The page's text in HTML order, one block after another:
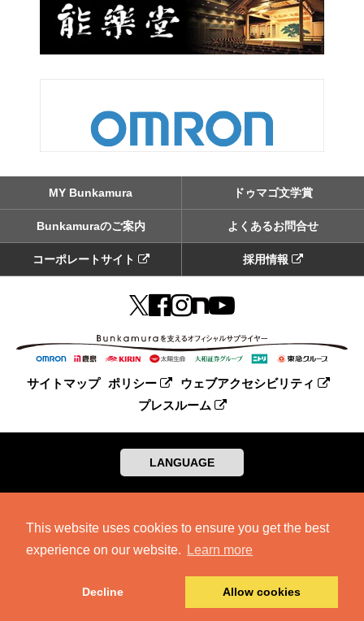
This website uses cookies to ensure you get the best
experience on our website.
Learn more
Decline Allow cookies
MY Bunkamura ドゥマゴ文学賞
Bunkamuraのご案内 よくあるお問合せ
コーポレートサイト 採用情報
サイトマップ ポリシー
ウェブアクセシビリティ
プレスルーム
LANGUAGE